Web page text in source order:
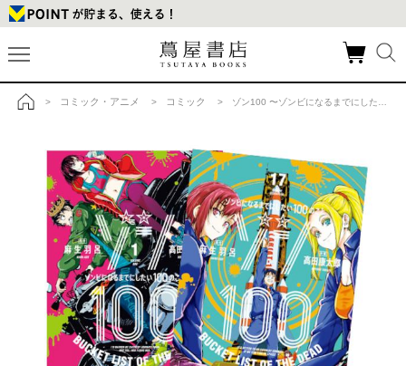
> コミック・アニメ > コミック > ゾン100 〜ゾンビになるまでにしたい100のこと〜 全巻(1-17)セット 全巻新品の商品詳細